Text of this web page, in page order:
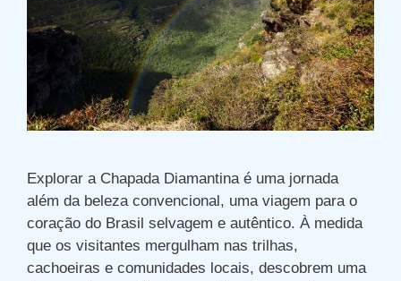
Explorar a Chapada Diamantina é uma jornada
além da beleza convencional, uma viagem para o
coração do Brasil selvagem e autêntico. À medida
que os visitantes mergulham nas trilhas,
cachoeiras e comunidades locais, descobrem uma